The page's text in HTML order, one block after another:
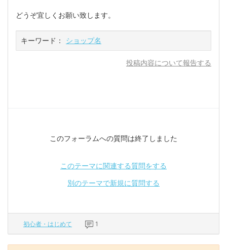
どうぞ宜しくお願い致します。
キーワード： ショップ名
投稿内容について報告する
このフォーラムへの質問は終了しました
このテーマに関連する質問をする
別のテーマで新規に質問する
初心者・はじめて 1